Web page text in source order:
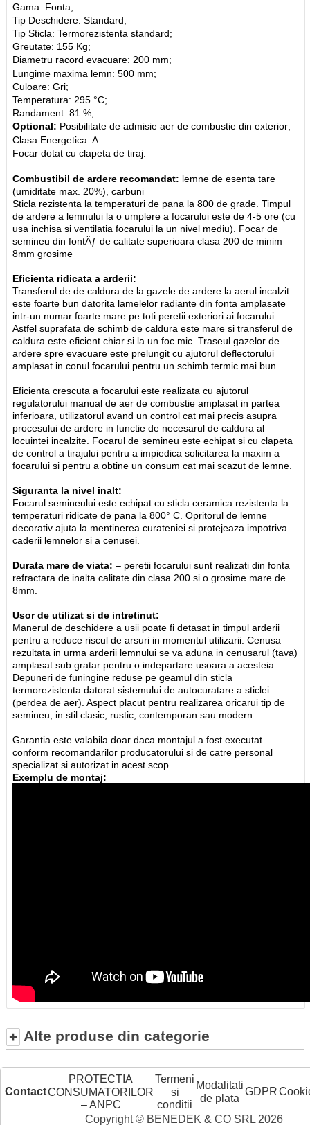
Gama: Fonta;
Tip Deschidere: Standard;
Tip Sticla: Termorezistenta standard;
Greutate: 155 Kg;
Diametru racord evacuare: 200 mm;
Lungime maxima lemn: 500 mm;
Culoare: Gri;
Temperatura: 295 °C;
Randament: 81 %;
Optional: Posibilitate de admisie aer de combustie din exterior;
Clasa Energetica: A
Focar dotat cu clapeta de tiraj.
Combustibil de ardere recomandat: lemne de esenta tare
(umiditate max. 20%), carbuni
Sticla rezistenta la temperaturi de pana la 800 de grade. Timpul
de ardere a lemnului la o umplere a focarului este de 4-5 ore (cu
usa inchisa si ventilatia focarului la un nivel mediu). Focar de
semineu din fontÄƒ de calitate superioara clasa 200 de minim
8mm grosime
Eficienta ridicata a arderii:
Transferul de de caldura de la gazele de ardere la aerul incalzit
este foarte bun datorita lamelelor radiante din fonta amplasate
intr-un numar foarte mare pe toti peretii exteriori ai focarului.
Astfel suprafata de schimb de caldura este mare si transferul de
caldura este eficient chiar si la un foc mic. Traseul gazelor de
ardere spre evacuare este prelungit cu ajutorul deflectorului
amplasat in conul focarului pentru un schimb termic mai bun.
Eficienta crescuta a focarului este realizata cu ajutorul
regulatorului manual de aer de combustie amplasat in partea
inferioara, utilizatorul avand un control cat mai precis asupra
procesului de ardere in functie de necesarul de caldura al
locuintei incalzite. Focarul de semineu este echipat si cu clapeta
de control a tirajului pentru a impiedica solicitarea la maxim a
focarului si pentru a obtine un consum cat mai scazut de lemne.
Siguranta la nivel inalt:
Focarul semineului este echipat cu sticla ceramica rezistenta la
temperaturi ridicate de pana la 800° C. Opritorul de lemne
decorativ ajuta la mentinerea curateniei si protejeaza impotriva
caderii lemnelor si a cenusei.
Durata mare de viata: – peretii focarului sunt realizati din fonta
refractara de inalta calitate din clasa 200 si o grosime mare de
8mm.
Usor de utilizat si de intretinut:
Manerul de deschidere a usii poate fi detasat in timpul arderii
pentru a reduce riscul de arsuri in momentul utilizarii. Cenusa
rezultata in urma arderii lemnului se va aduna in cenusarul (tava)
amplasat sub gratar pentru o indepartare usoara a acesteia.
Depuneri de funingine reduse pe geamul din sticla
termorezistenta datorat sistemului de autocuratare a sticlei
(perdea de aer). Aspect placut pentru realizarea oricarui tip de
semineu, in stil clasic, rustic, contemporan sau modern.
Garantia este valabila doar daca montajul a fost executat
conform recomandarilor producatorului si de catre personal
specializat si autorizat in acest scop.
Exemplu de montaj:
+ Alte produse din categorie
Contact
PROTECTIA
CONSUMATORILOR
– ANPC
Termeni
si
conditii
Modalitati
de plata
GDPR
Copyright © BENEDEK & CO SRL 2026